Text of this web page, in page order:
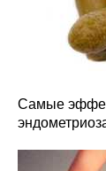
Самые